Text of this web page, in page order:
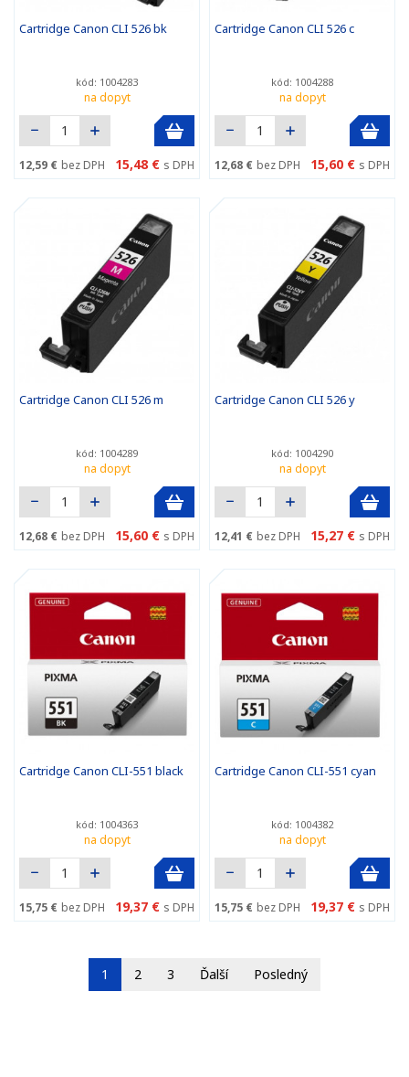
Cartridge Canon CLI 526 bk
kód: 1004283
na dopyt
12,59 € bez DPH 15,48 € s DPH
Cartridge Canon CLI 526 c
kód: 1004288
na dopyt
12,68 € bez DPH 15,60 € s DPH
Cartridge Canon CLI 526 m
kód: 1004289
na dopyt
12,68 € bez DPH 15,60 € s DPH
Cartridge Canon CLI 526 y
kód: 1004290
na dopyt
12,41 € bez DPH 15,27 € s DPH
Cartridge Canon CLI-551 black
kód: 1004363
na dopyt
15,75 € bez DPH 19,37 € s DPH
Cartridge Canon CLI-551 cyan
kód: 1004382
na dopyt
15,75 € bez DPH 19,37 € s DPH
1 2 3 Ďalší Posledný